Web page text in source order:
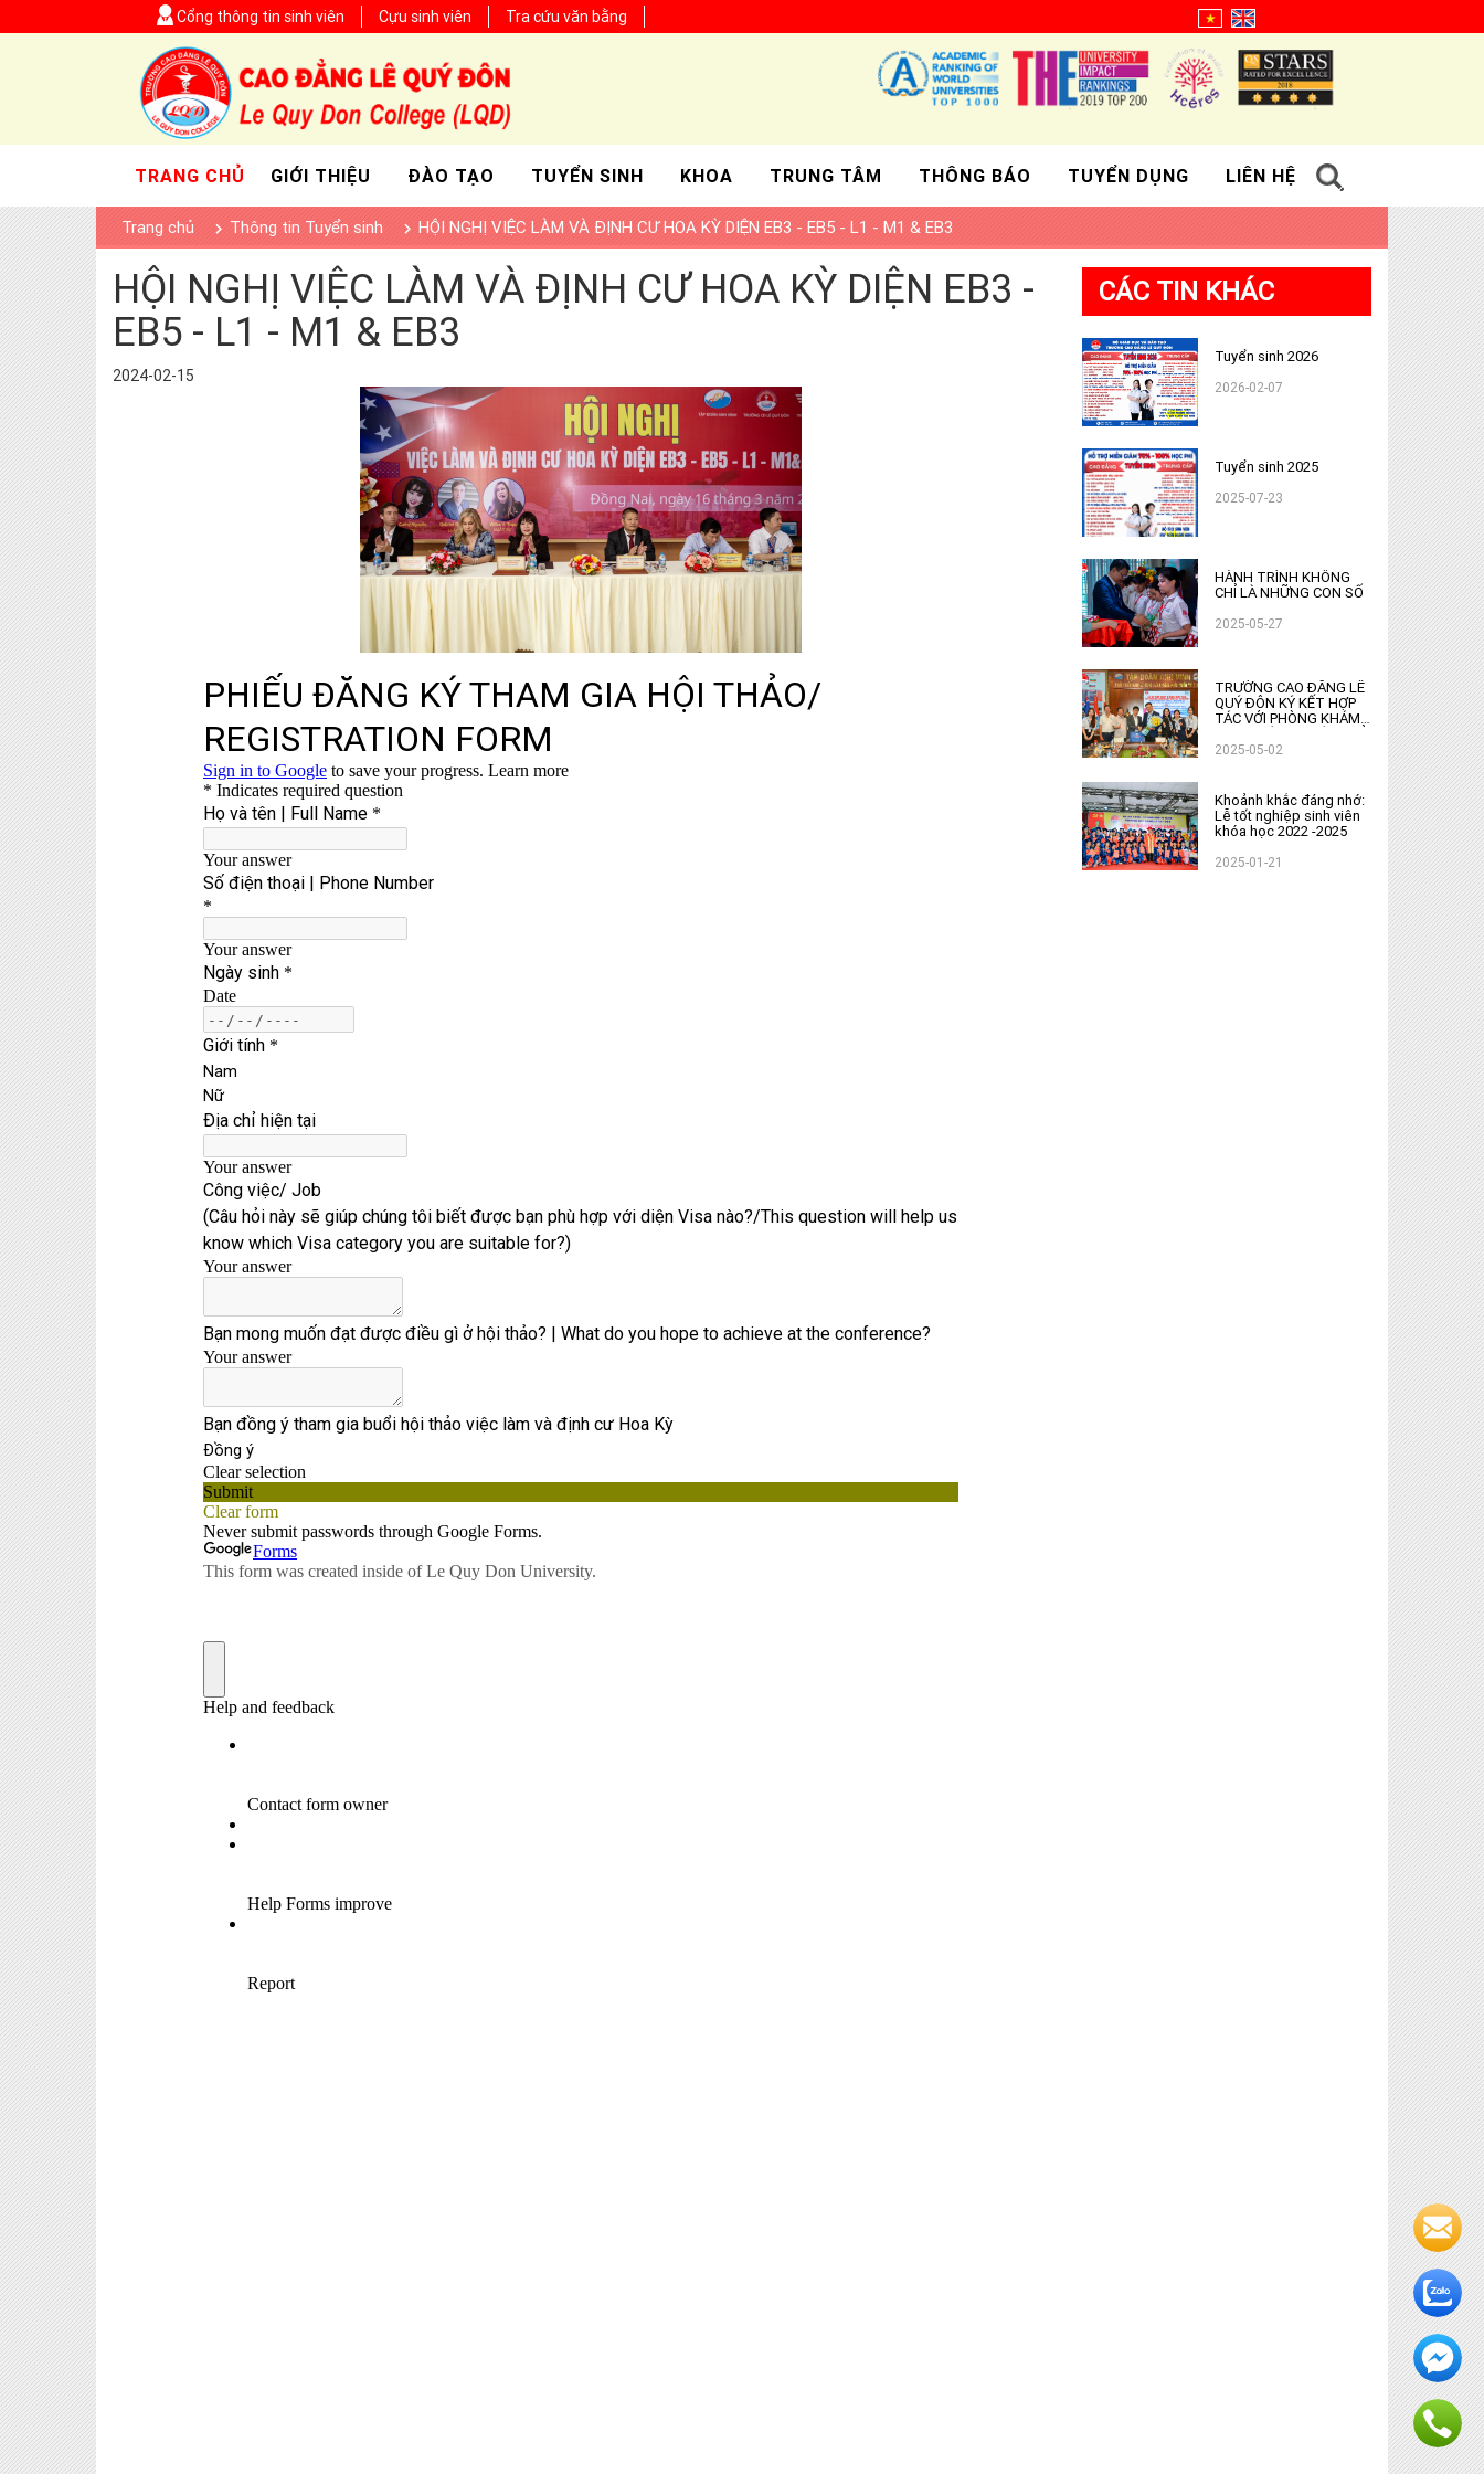
Cổng thông tin sinh viên Cựu sinh viên Tra cứu văn bằng
TRANG CHỦ GIỚI THIỆU ĐÀO TẠO TUYỂN SINH KHOA TRUNG TÂM THÔNG BÁO TUYỂN DỤNG LIÊN HỆ
Trang chủ Thông tin Tuyển sinh HỘI NGHỊ VIỆC LÀM VÀ ĐỊNH CƯ HOA KỲ DIỆN EB3 - EB5 - L1 - M1 & EB3
HỘI NGHỊ VIỆC LÀM VÀ ĐỊNH CƯ HOA KỲ DIỆN EB3 -
EB5 - L1 - M1 & EB3
2024-02-15
CÁC TIN KHÁC
Tuyển sinh 2026
2026-02-07
Tuyển sinh 2025
2025-07-23
HÀNH TRÌNH KHÔNG
CHỈ LÀ NHỮNG CON SỐ
2025-05-27
TRƯỜNG CAO ĐẲNG LÊ
QUÝ ĐÔN KÝ KẾT HỢP
TÁC VỚI PHÒNG KHÁM
RỘNG CƠ HỘI ĐÀO TẠO
2025-05-02
Khoảnh khắc đáng nhớ:
Lễ tốt nghiệp sinh viên
khóa học 2022 -2025
2025-01-21